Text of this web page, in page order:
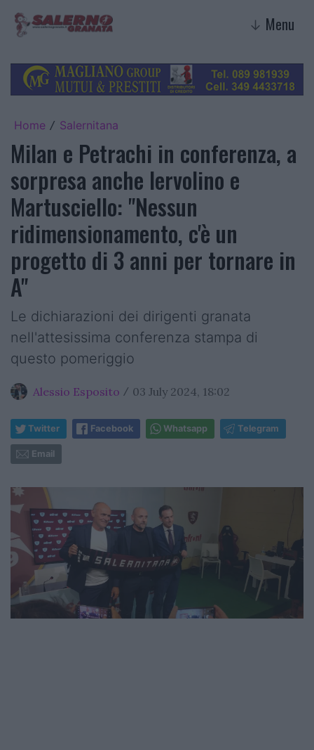
↓ Menu
Home / Salernitana
Milan e Petrachi in conferenza, a
sorpresa anche Iervolino e
Martusciello: "Nessun
ridimensionamento, c'è un
progetto di 3 anni per tornare in
A"
Le dichiarazioni dei dirigenti granata
nell'attesissima conferenza stampa di
questo pomeriggio
Alessio Esposito / 03 July 2024, 18:02
Twitter Facebook Whatsapp Telegram
Email